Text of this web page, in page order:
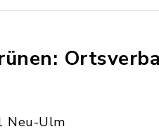
Neu-Ulm